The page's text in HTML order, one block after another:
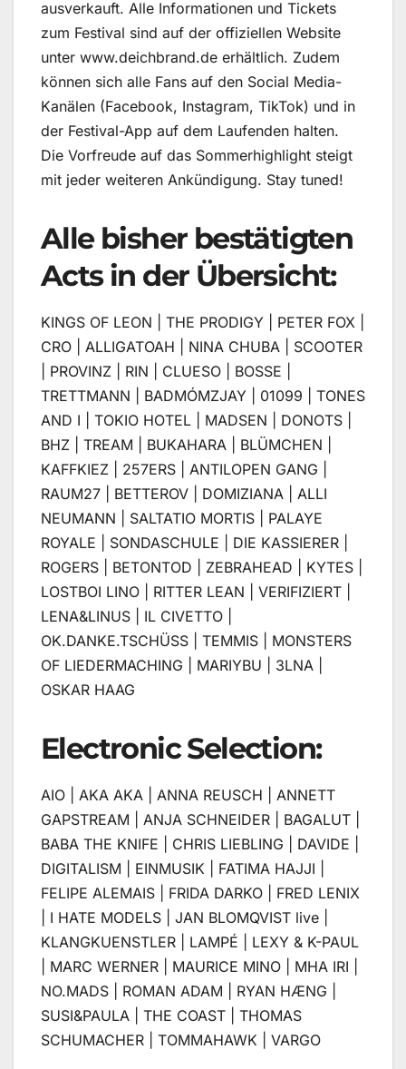
ausverkauft. Alle Informationen und Tickets
zum Festival sind auf der offiziellen Website
unter www.deichbrand.de erhältlich. Zudem
können sich alle Fans auf den Social Media-
Kanälen (Facebook, Instagram, TikTok) und in
der Festival-App auf dem Laufenden halten.
Die Vorfreude auf das Sommerhighlight steigt
mit jeder weiteren Ankündigung. Stay tuned!
Alle bisher bestätigten
Acts in der Übersicht:
KINGS OF LEON | THE PRODIGY | PETER FOX |
CRO | ALLIGATOAH | NINA CHUBA | SCOOTER
| PROVINZ | RIN | CLUESO | BOSSE |
TRETTMANN | BADMÓMZJAY | 01099 | TONES
AND I | TOKIO HOTEL | MADSEN | DONOTS |
BHZ | TREAM | BUKAHARA | BLÜMCHEN |
KAFFKIEZ | 257ERS | ANTILOPEN GANG |
RAUM27 | BETTEROV | DOMIZIANA | ALLI
NEUMANN | SALTATIO MORTIS | PALAYE
ROYALE | SONDASCHULE | DIE KASSIERER |
ROGERS | BETONTOD | ZEBRAHEAD | KYTES |
LOSTBOI LINO | RITTER LEAN | VERIFIZIERT |
LENA&LINUS | IL CIVETTO |
OK.DANKE.TSCHÜSS | TEMMIS | MONSTERS
OF LIEDERMACHING | MARIYBU | 3LNA |
OSKAR HAAG
Electronic Selection:
AIO | AKA AKA | ANNA REUSCH | ANNETT
GAPSTREAM | ANJA SCHNEIDER | BAGALUT |
BABA THE KNIFE | CHRIS LIEBLING | DAVIDE |
DIGITALISM | EINMUSIK | FATIMA HAJJI |
FELIPE ALEMAIS | FRIDA DARKO | FRED LENIX
| I HATE MODELS | JAN BLOMQVIST live |
KLANGKUENSTLER | LAMPÉ | LEXY & K-PAUL
| MARC WERNER | MAURICE MINO | MHA IRI |
NO.MADS | ROMAN ADAM | RYAN HÆNG |
SUSI&PAULA | THE COAST | THOMAS
SCHUMACHER | TOMMAHAWK | VARGO